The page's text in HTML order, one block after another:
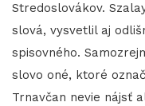
Stredoslovákov.
slová, vysvetlil aj
spisovného.
slovo oné, ktoré
Trnavčan nevie nájsť